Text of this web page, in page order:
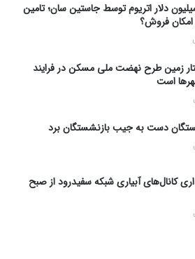
43 میلیون دلار اتریوم توسط جاستین سان؛ تامین
امکان فروش؟
زمین طرح نهضت ملی مسکن در فرایند
است
دست به جیب بازنشستگان برد
کانال‌های آبیاری شبکه سفیدرود از صبح